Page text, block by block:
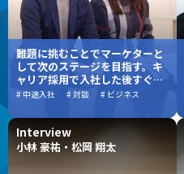
難題に挑むことでマーケターと
して次のステージを目指す。キ
ャリア採用で入社した後すぐに
高い壁へと挑めるワケは？
# 中途入社 # 対談 # ビジネス
Interview
小林 豪祐・松岡 翔太